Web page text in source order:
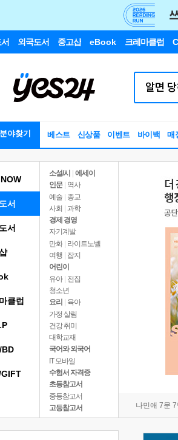
외국도서 중고샵 eBook 크레마클럽
야찾기 베스트 신상품 이벤트 바이백 매
서
소설/시
에세이
인문
역사
예술 | 종교
사회 | 과학
경제 경영
자기계발
만화 | 라이트노벨
여행
잡지
어린이
유아 | 전집
청소년
요리
육아
가정 살림
건강 취미
대학교재
국어와 외국어
IT 모바일
수험서 자격증
초등참고서
중등참고서
고등참고서
나민애 7문
서
클럽
BD
GIFT